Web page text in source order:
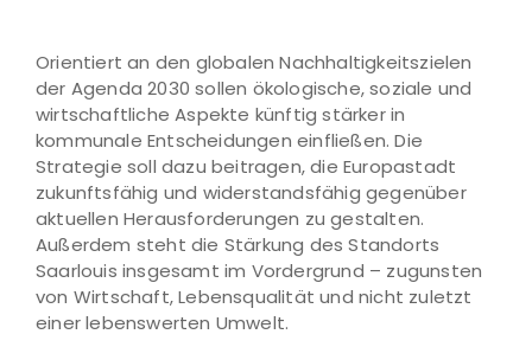
Orientiert an den globalen Nachhaltigkeitszielen
der Agenda 2030 sollen ökologische, soziale und
wirtschaftliche Aspekte künftig stärker in
kommunale Entscheidungen einfließen. Die
Strategie soll dazu beitragen, die Europastadt
zukunftsfähig und widerstandsfähig gegenüber
aktuellen Herausforderungen zu gestalten.
Außerdem steht die Stärkung des Standorts
Saarlouis insgesamt im Vordergrund – zugunsten
von Wirtschaft, Lebensqualität und nicht zuletzt
einer lebenswerten Umwelt.